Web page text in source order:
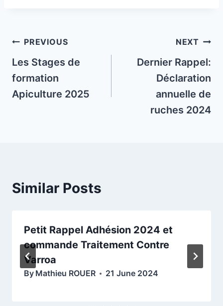
Post
navigation
PREVIOUS
Les Stages de
formation
Apiculture 2025
NEXT
Dernier Rappel:
Déclaration
annuelle de
ruches 2024
Similar Posts
Petit Rappel Adhésion 2024 et
commande Traitement Contre
Varroa
By Mathieu ROUER 21 June 2024